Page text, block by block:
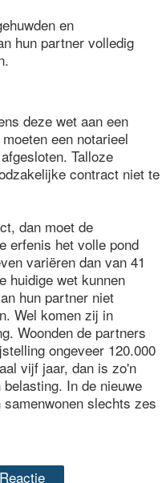
en
hun partner volledig
deze wet aan een
een notarieel
Talloze
contract niet te
dan moet de
erfenis het volle pond
variëren dan van 41
huidige wet kunnen
hun partner niet
Wel komen zij in
Woonden de partners
ongeveer 120.000
vijf jaar, dan is zo'n
In de nieuwe
slechts zes